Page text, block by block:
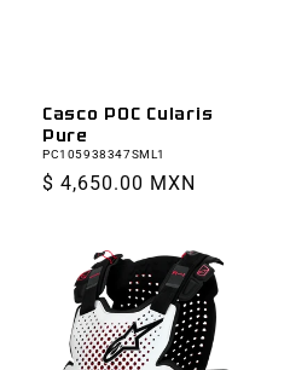
Casco POC Cularis
Pure
PC105938347SML1
Precio
$ 4,650.00 MXN